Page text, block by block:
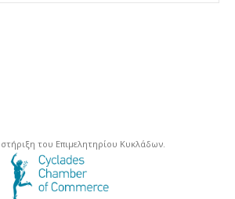
του Επιμελητηρίου Κυκλάδων.